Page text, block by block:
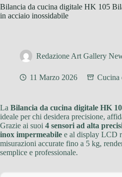
Bilancia da cucina digitale HK 105
in acciaio inossidabile
Redazione Art Gallery
11 Marzo 2026 Cucina
La Bilancia da cucina digitale HK
ideale per chi desidera precisione,
Grazie ai suoi 4 sensori ad alta
inox impermeabile e al display LCD
misurazioni accurate fino a 5 kg,
semplice e professionale.